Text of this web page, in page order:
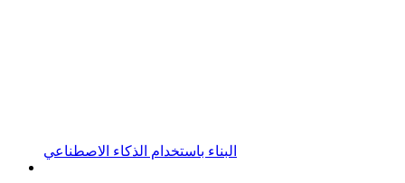
البناء باستخدام الذكاء الاصطناعي